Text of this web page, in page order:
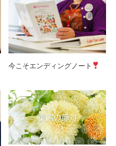
今こそエンディングノート